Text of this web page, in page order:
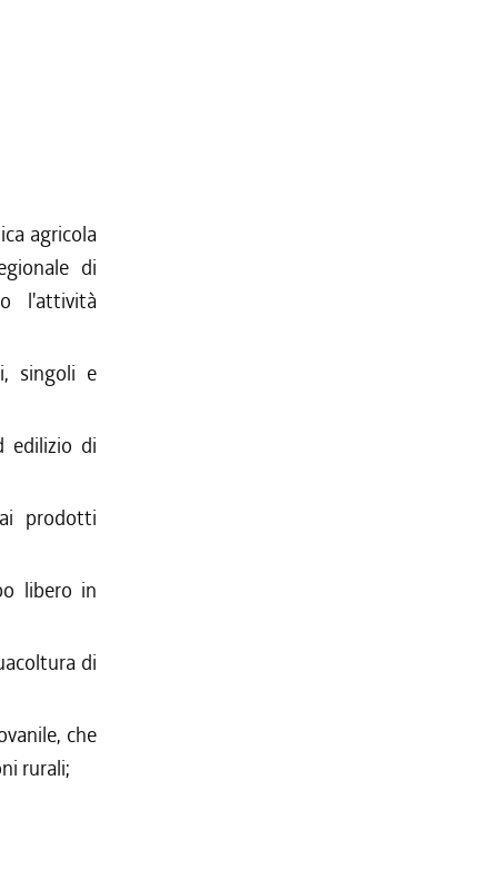
agricola
di
l'attività
singoli e
edilizio di
prodotti
libero in
di
che
rurali;